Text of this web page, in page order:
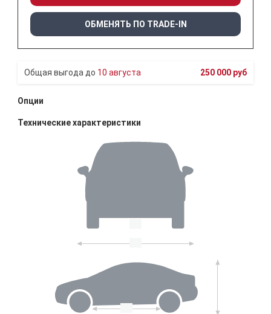
ОБМЕНЯТЬ ПО TRADE-IN
10 августа 250 000 руб
Опции
Технические характеристики